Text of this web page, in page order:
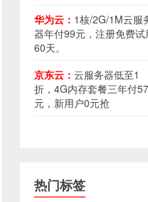
华为云： 1核/2G/1M云服
器年付99元，注册免费试
60天。
京东云： 云服务器低至1
折，4G内存套餐三年付
元，新用户0元抢
热门标签